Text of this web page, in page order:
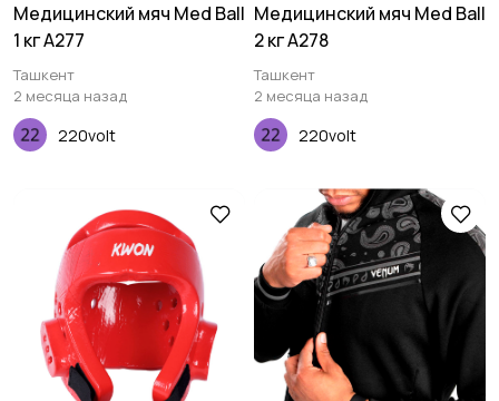
Медицинский мяч Med Ball
1 кг A277
Ташкент
2 месяца назад
220volt
Медицинский мяч Med Ball
2 кг A278
Ташкент
2 месяца назад
220volt